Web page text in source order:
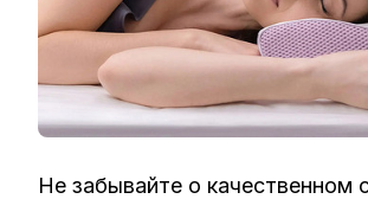
Не забывайте о качественном